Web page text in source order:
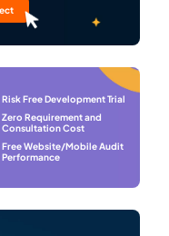
Risk Free Development Trial
Zero Requirement and
Consultation Cost
Free Website/Mobile Audit
Performance